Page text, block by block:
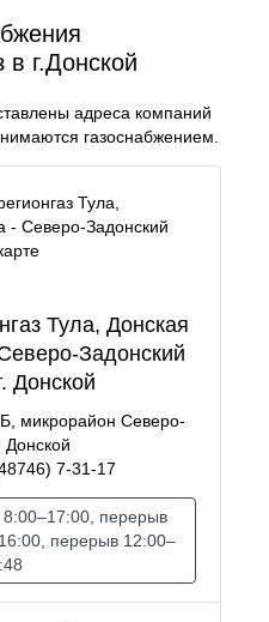
г.Донской
адреса компаний
газоснабжением.
Тула, Донская
Задонский
Донской
микрорайон Северо-
Донской
7-31-17
перерыв
перерыв 12:00–